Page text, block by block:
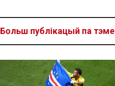
Больш публікацый па тэме